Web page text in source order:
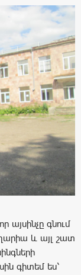
այսինչը գնում
և այլ շատ
գիտեմ ես՝